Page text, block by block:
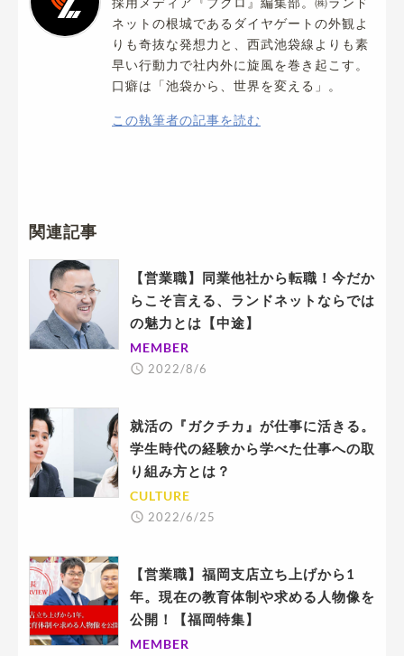
ネットの根城であるダイヤゲートの外観よ
りも奇抜な発想力と、西武池袋線よりも素
早い行動力で社内外に旋風を巻き起こす。
口癖は「池袋から、世界を変える」。
この執筆者の記事を読む
関連記事
【営業職】同業他社から転職！今だか
らこそ言える、ランドネットならでは
の魅力とは【中途】
MEMBER
2022/8/6
就活の『ガクチカ』が仕事に活きる。
学生時代の経験から学べた仕事への取
り組み方とは？
CULTURE
2022/6/25
【営業職】福岡支店立ち上げから1
年。現在の教育体制や求める人物像を
公開！【福岡特集】
MEMBER